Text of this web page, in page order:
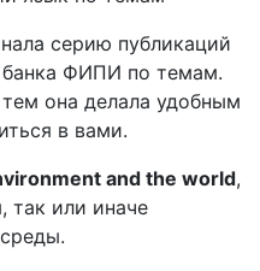
серию публикаций
банка ФИПИ по темам.
она делала удобным
в вами.
and the world,
так или иначе